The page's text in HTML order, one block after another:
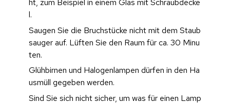
ht, zum Beispiel in einem Glas mit Schraubdecke
l.
Saugen Sie die Bruchstücke nicht mit dem Staub
sauger auf. Lüften Sie den Raum für ca. 30 Minu
ten.
Glühbirnen und Halogenlampen dürfen in den Ha
usmüll gegeben werden.
Sind Sie sich nicht sicher, um was für einen Lamp